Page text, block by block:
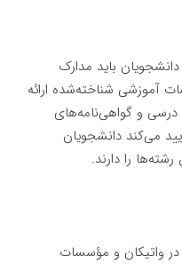
باید مدارک
آموزشی شناخته‌شده ارائه
درسی و گواهی‌نامه‌های
می‌کند دانشجویان
را دارند.
واتیکان و مؤسسات